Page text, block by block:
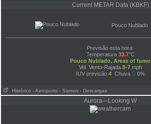
Current METAR Data (KBKF)
Pouco Nublado
Previsão esta hora:
Temperatura 33.7°C
Pouco Nublado, Areas of fumo
Vel. Vento-Rajada 8-7mph
IUV previsão 4Chuva 0%
Histórico - Aeroporto - Sismos - Descargas
Aurora—Looking W